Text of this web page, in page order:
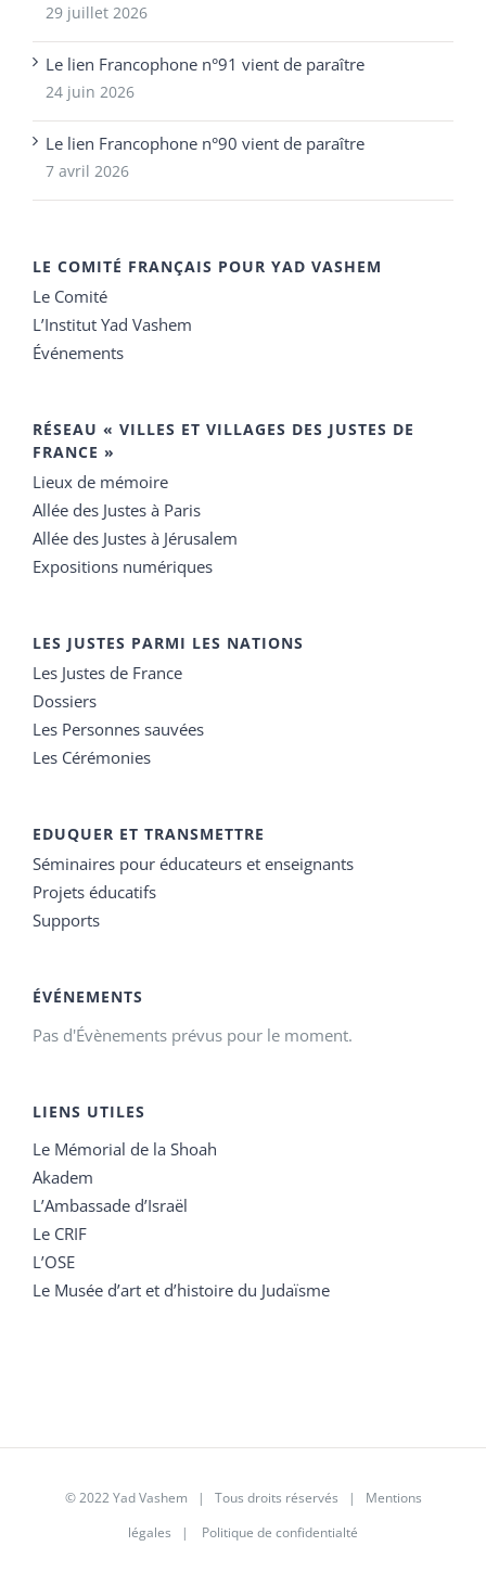
29 juillet 2026
Le lien Francophone n°91 vient de paraître
24 juin 2026
Le lien Francophone n°90 vient de paraître
7 avril 2026
LE COMITÉ FRANÇAIS POUR YAD VASHEM
Le Comité
L’Institut Yad Vashem
Événements
RÉSEAU « VILLES ET VILLAGES DES JUSTES DE
FRANCE »
Lieux de mémoire
Allée des Justes à Paris
Allée des Justes à Jérusalem
Expositions numériques
LES JUSTES PARMI LES NATIONS
Les Justes de France
Dossiers
Les Personnes sauvées
Les Cérémonies
EDUQUER ET TRANSMETTRE
Séminaires pour éducateurs et enseignants
Projets éducatifs
Supports
ÉVÉNEMENTS
Pas d'Évènements prévus pour le moment.
LIENS UTILES
Le Mémorial de la Shoah
Akadem
L’Ambassade d’Israël
Le CRIF
L’OSE
Le Musée d’art et d’histoire du Judaïsme
© 2022 Yad Vashem | Tous droits réservés | Mentions
légales | Politique de confidentialté